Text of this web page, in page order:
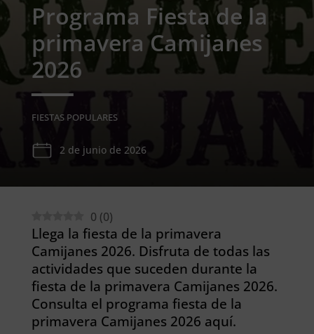
Programa Fiesta de la
primavera Camijanes
2026
FIESTAS POPULARES
2 de junio de 2026
0 (0)
Llega la fiesta de la primavera
Camijanes 2026. Disfruta de todas las
actividades que suceden durante la
fiesta de la primavera Camijanes 2026.
Consulta el programa fiesta de la
primavera Camijanes 2026 aquí.